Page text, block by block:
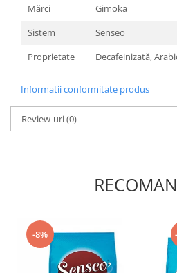
Mărci
Gimoka
Sistem
Senseo
Proprietate
Decafeinizată,
Informatii conformitate produs
Review-uri(0)
-8%